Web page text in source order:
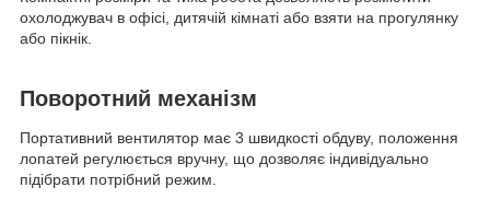
охолоджувач в офісі, дитячій кімнаті або взяти на прогулянку
або пікнік.
Поворотний механізм
Портативний вентилятор має 3 швидкості обдуву, положення
лопатей регулюється вручну, що дозволяє індивідуально
підібрати потрібний режим.